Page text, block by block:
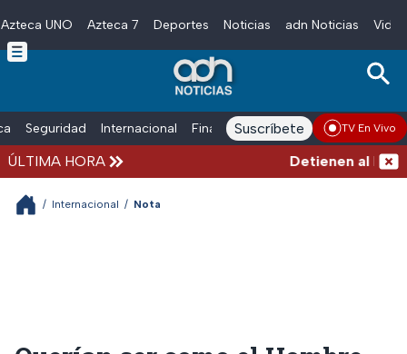
Skip to main content
Azteca UNO Azteca 7 Deportes Noticias adn Noticias
Seguridad Internacional Finanzas adn Noticias Radio
Suscríbete TV En Vivo
ÚLTIMA HORA Detienen al
/ Internacional / Nota